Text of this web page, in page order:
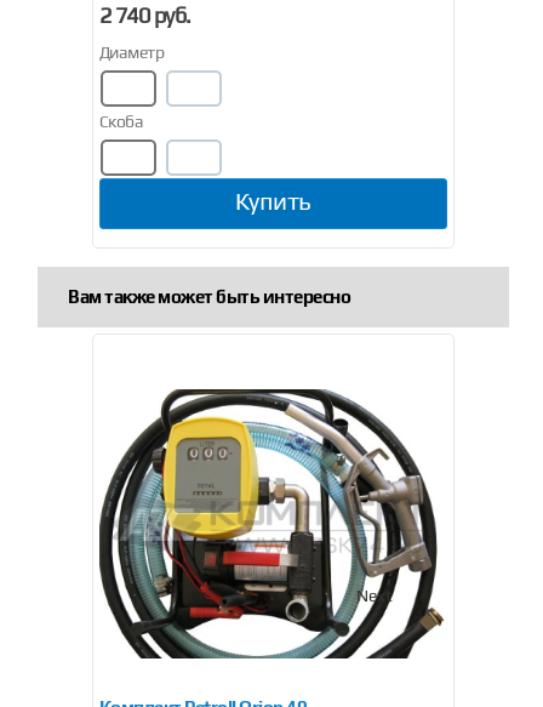
2 740 руб.
Диаметр
Скоба
Купить
Вам также может быть интересно
Previous Next